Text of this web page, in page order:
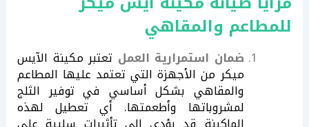
للمطاعم والمقاهي
ضمان استمرارية العمل تعتبر مكينة الآيس
ميكر من الأجهزة التي تعتمد عليها المطاعم
والمقاهي بشكل أساسي في توفير الثلج
لمشروباتها وأطعمتها. أي تعطيل لهذه